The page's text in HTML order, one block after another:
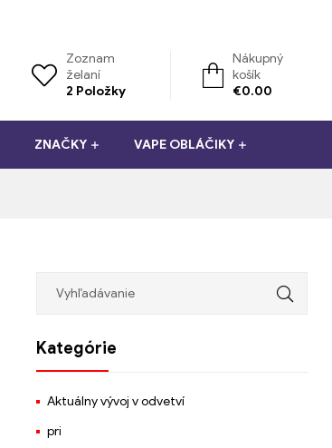
Zoznam
želaní
2 Položky
Nákupný
košík
€0.00
ZNAČKY VAPE OBLÁČIKY
Kategórie
Aktuálny vývoj v odvetví
pri